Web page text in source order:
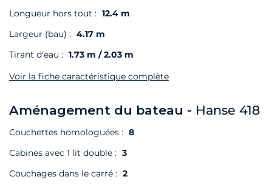
Longueur hors tout : 12.4 m
Largeur (bau) : 4.17 m
Tirant d'eau : 1.73 m / 2.03 m
Voir la fiche caractéristique complète
Aménagement du bateau - Hanse 418
Couchettes homologuées : 8
Cabines avec 1 lit double : 3
Couchages dans le carré : 2